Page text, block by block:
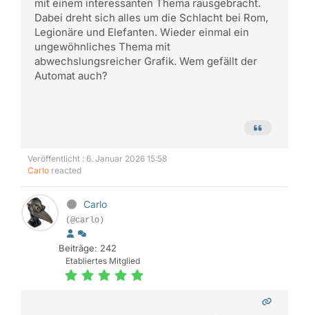
mit einem interessanten Thema rausgebracht.
Dabei dreht sich alles um die Schlacht bei Rom,
Legionäre und Elefanten. Wieder einmal ein
ungewöhnliches Thema mit
abwechslungsreicher Grafik. Wem gefällt der
Automat auch?
Veröffentlicht : 6. Januar 2026 15:58
Carlo reacted
Carlo
(@carlo)
Beiträge: 242
Etabliertes Mitglied